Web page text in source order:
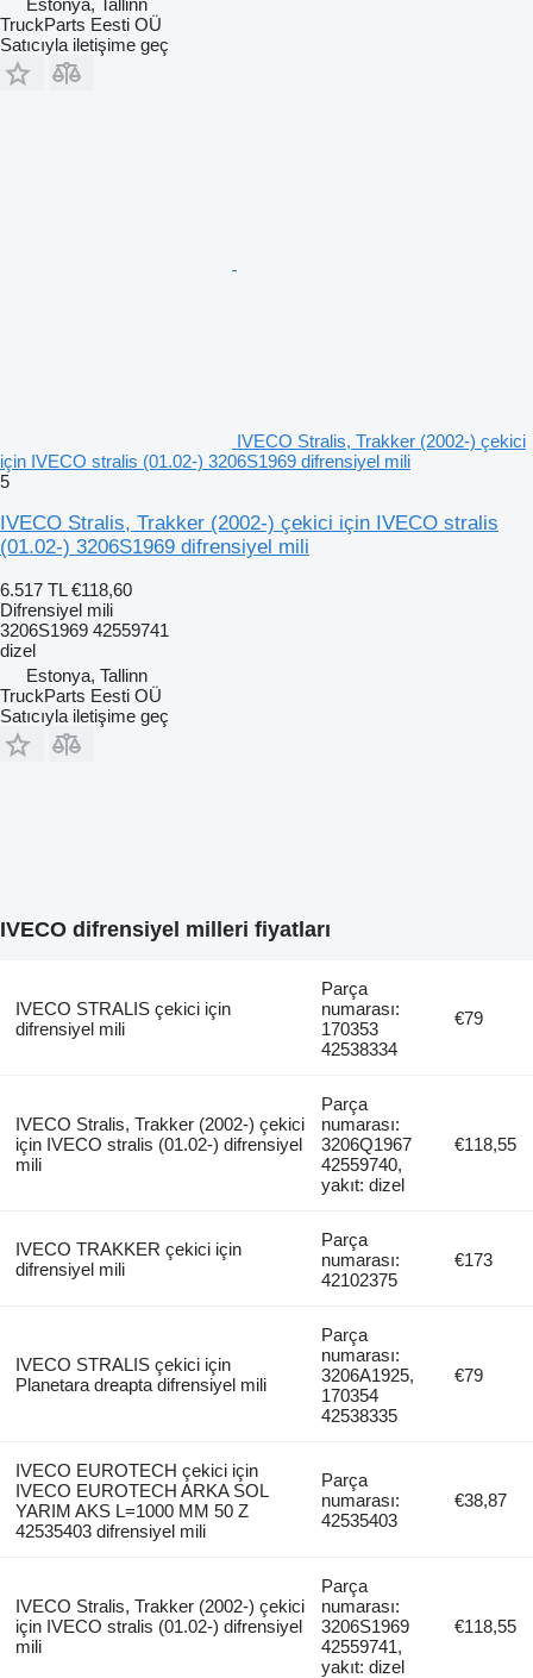
TruckParts Eesti OÜ
Satıcıyla iletişime geç
IVECO Stralis, Trakker (2002-) çekici
için IVECO stralis (01.02-) 3206S1969 difrensiyel mili
5
IVECO Stralis, Trakker (2002-) çekici için IVECO stralis
(01.02-) 3206S1969 difrensiyel mili
6.517 TL €118,60
Difrensiyel mili
3206S1969 42559741
dizel
Estonya, Tallinn
TruckParts Eesti OÜ
Satıcıyla iletişime geç
IVECO difrensiyel milleri fiyatları
IVECO STRALIS çekici için
difrensiyel mili
Parça
numarası:
170353
42538334
€79
IVECO Stralis, Trakker (2002-) çekici
için IVECO stralis (01.02-) difrensiyel
mili
Parça
numarası:
3206Q1967
42559740,
yakıt: dizel
€118,55
IVECO TRAKKER çekici için
difrensiyel mili
Parça
numarası:
42102375
€173
IVECO STRALIS çekici için
Planetara dreapta difrensiyel mili
Parça
numarası:
3206A1925,
170354
42538335
€79
IVECO EUROTECH çekici için
IVECO EUROTECH ARKA SOL
YARIM AKS L=1000 MM 50 Z
42535403 difrensiyel mili
Parça
numarası:
42535403
€38,87
IVECO Stralis, Trakker (2002-) çekici
için IVECO stralis (01.02-) difrensiyel
mili
Parça
numarası:
3206S1969
42559741,
yakıt: dizel
€118,55